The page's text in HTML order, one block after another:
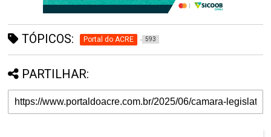
TÓPICOS: Portal do ACRE 593
PARTILHAR: